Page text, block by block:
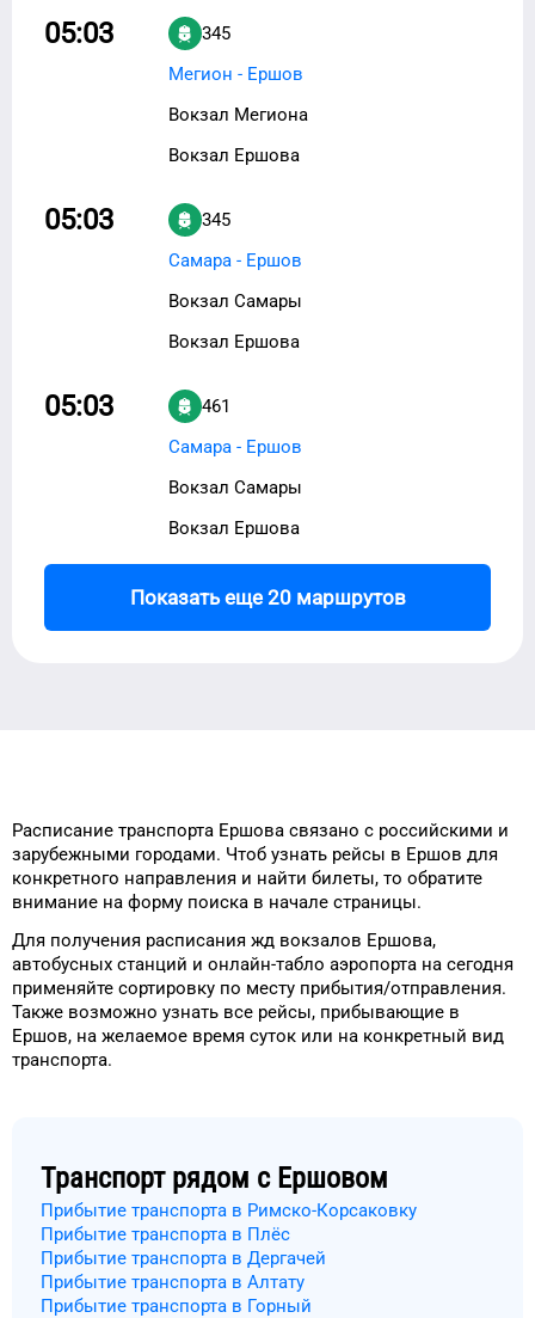
05:03
345
Мегион - Ершов
Вокзал Мегиона
Вокзал Ершова
05:03
345
Самара - Ершов
Вокзал Самары
Вокзал Ершова
05:03
461
Самара - Ершов
Вокзал Самары
Вокзал Ершова
Показать еще 20 маршрутов
Расписание транспорта Ершова связано с российскими и
зарубежными городами. Чтоб узнать рейсы в Ершов для
конкретного направления и найти билеты, то обратите
внимание на форму поиска в начале страницы.
Для получения расписания жд вокзалов Ершова,
автобусных станций и онлайн-табло аэропорта на сегодня
применяйте сортировку по месту прибытия/отправления.
Также возможно узнать все рейсы, прибывающие в
Ершов, на желаемое время суток или на конкретный вид
транспорта.
Транспорт рядом с Ершовом
Прибытие транспорта в Римско-Корсаковку
Прибытие транспорта в Плёс
Прибытие транспорта в Дергачей
Прибытие транспорта в Алтату
Прибытие транспорта в Горный